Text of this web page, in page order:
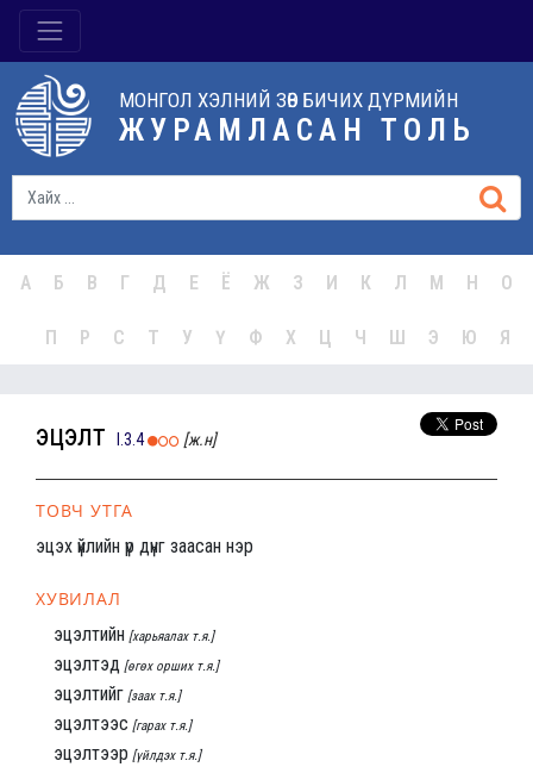
МОНГОЛ ХЭЛНИЙ ЗӨВ БИЧИХ ДҮРМИЙН
ЖУРАМЛАСАН ТОЛЬ
А Б В Г Д Е Ё Ж З И К Л М Н О
П Р С Т У Ү Ф Х Ц Ч Ш Э Ю Я
эцэлт I.3.4 [ж.н]
ТОВЧ УТГА
эцэх үйлийн үр дүнг заасан нэр
ХУВИЛАЛ
эцэлтийн [харьяалах т.я.]
эцэлтэд [өгөх орших т.я.]
эцэлтийг [заах т.я.]
эцэлтээс [гарах т.я.]
эцэлтээр [үйлдэх т.я.]